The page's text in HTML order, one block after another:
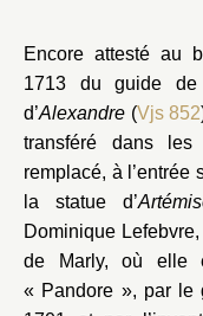
Encore attesté au
1713 du guide
d’Alexandre (Vjs 852
transféré dans les
remplacé, à l’entrée
la statue d’
Dominique
de Marly, où elle
« Pandore », par le